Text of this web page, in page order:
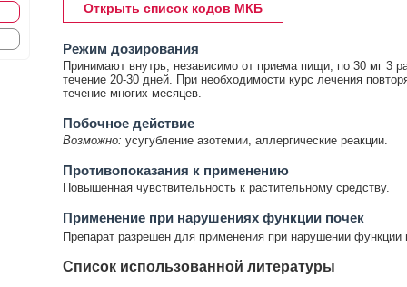
Открыть список кодов МКБ
Режим дозирования
Принимают внутрь, независимо от приема пищи, по 30 мг 3
течение 20-30 дней. При необходимости курс лечения
течение многих месяцев.
Побочное действие
Возможно: усугубление азотемии, аллергические реакции.
Противопоказания к применению
Повышенная чувствительность к растительному средству.
Применение при нарушениях функции почек
Препарат разрешен для применения при нарушении функции
Список использованной литературы